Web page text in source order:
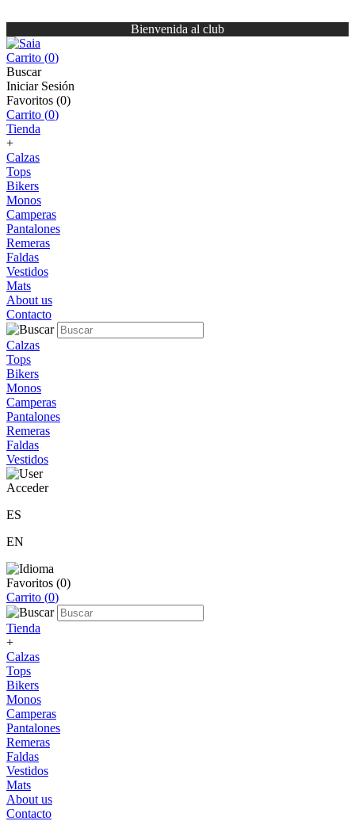
Bienvenida al club
Carrito (0)
Buscar
Iniciar Sesión
Favoritos (0)
Carrito (0)
Tienda
+
Calzas
Tops
Bikers
Monos
Camperas
Pantalones
Remeras
Faldas
Vestidos
Mats
About us
Contacto
Calzas
Tops
Bikers
Monos
Camperas
Pantalones
Remeras
Faldas
Vestidos
Acceder
ES
EN
Favoritos (0)
Carrito (0)
Tienda
+
Calzas
Tops
Bikers
Monos
Camperas
Pantalones
Remeras
Faldas
Vestidos
Mats
About us
Contacto